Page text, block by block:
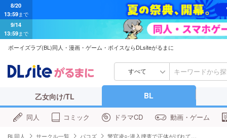
8/20
13:59まで
9/14
13:59まで
ボーイズラブ(BL)同人・漫画・ゲーム・ボイスならDLsiteがるまに
すべて
乙女向け/TL BL
同人 コミック ドラマCD 動画・ゲーム
BL同人 サークル一覧 パコズ 警官凌○-潜入捜査で正体がばれて…